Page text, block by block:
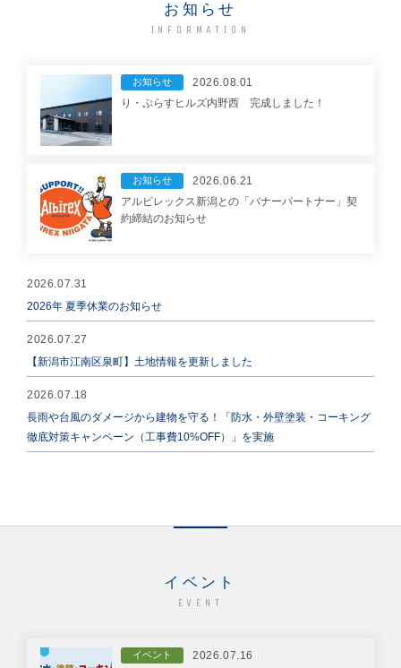
お知らせ
INFORMATION
お知らせ
2026.08.01
り・ぷらすヒルズ内野西 完成しました！
お知らせ
2026.06.21
アルビレックス新潟との「バナーパートナー」契
約締結のお知らせ
2026.07.31
2026年 夏季休業のお知らせ
2026.07.27
【新潟市江南区泉町】土地情報を更新しました
2026.07.18
長雨や台風のダメージから建物を守る！「防水・外壁塗装・コーキング
徹底対策キャンペーン（工事費10%OFF）」を実施
イベント
EVENT
イベント 2026.07.16